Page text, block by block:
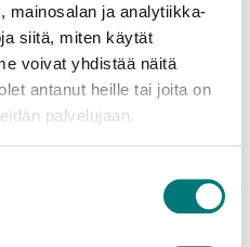
mainosalan ja analytiikka-
siitä, miten käytät
voivat yhdistää näitä
antanut heille tai joita on
palvelujaan.
inte finnas stubbar och
som följer med
den fortsatta
men i mindre kvantiteter
200 liter per gång till